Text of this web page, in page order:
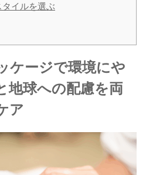
イルを選ぶ
ケージで環境にや
地球への配慮を両
ア